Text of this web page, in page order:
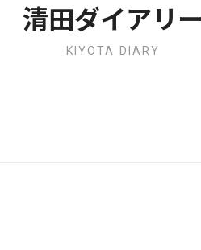
清田ダイアリー
KIYOTA DIARY